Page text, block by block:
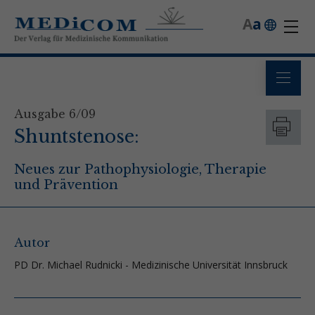
a
A
Ausgabe 6/09
Shuntstenose:
Neues zur Pathophysiologie, Therapie
und Prävention
Autor
PD Dr. Michael Rudnicki - Medizinische Universität Innsbruck